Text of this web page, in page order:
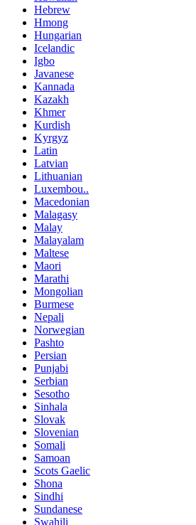
Hebrew
Hmong
Hungarian
Icelandic
Igbo
Javanese
Kannada
Kazakh
Khmer
Kurdish
Kyrgyz
Latin
Latvian
Lithuanian
Luxembou..
Macedonian
Malagasy
Malay
Malayalam
Maltese
Maori
Marathi
Mongolian
Burmese
Nepali
Norwegian
Pashto
Persian
Punjabi
Serbian
Sesotho
Sinhala
Slovak
Slovenian
Somali
Samoan
Scots Gaelic
Shona
Sindhi
Sundanese
Swahili